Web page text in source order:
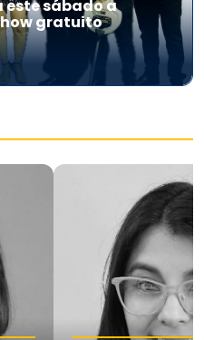
este sábado a
gratuito